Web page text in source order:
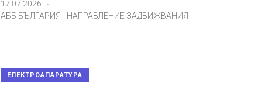
17.07.2026
АББ БЪЛГАРИЯ - НАПРАВЛЕНИЕ ЗАДВИЖВАНИЯ
ЕЛЕКТРОАПАРАТУРА